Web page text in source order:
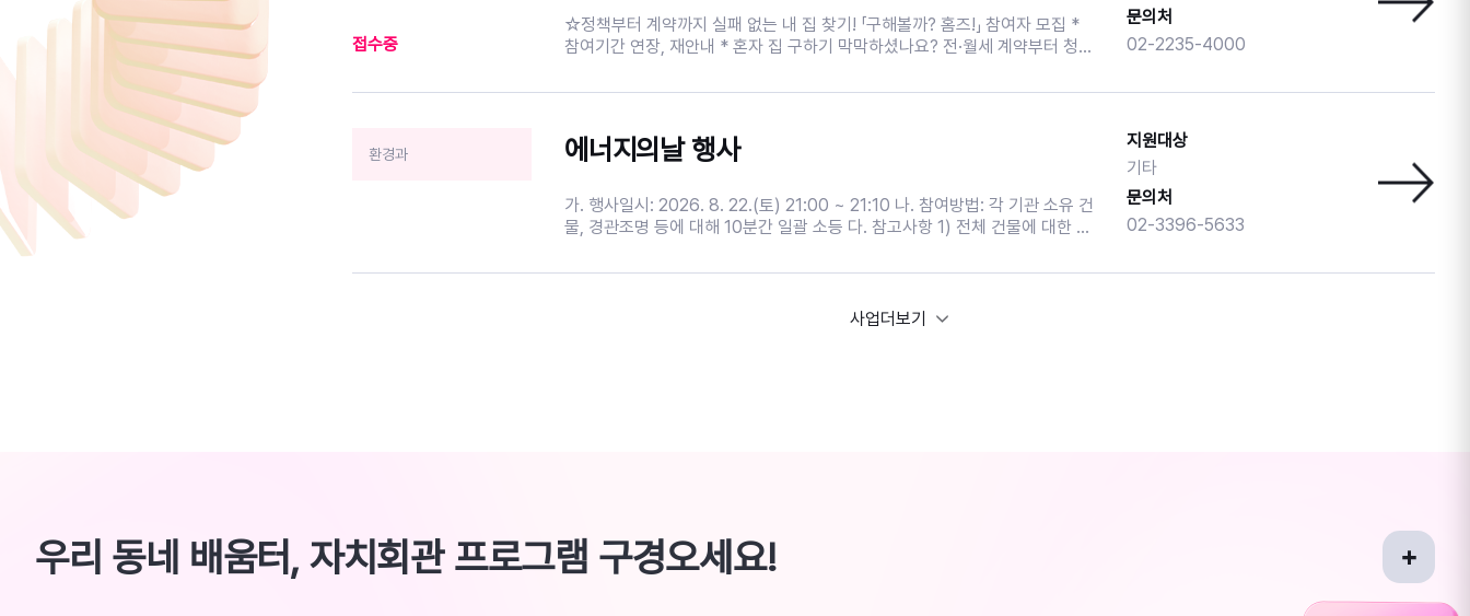
으로 시간을 기록하다' - 귀를 여는 시간 - 음악의 감동(절정)을 몸으로 확인하
기 - 음악에 담긴 작곡가의 ‘기억’ - 나의 시간에 새겨진 음악 그래프 작성하기
(워크숍) 9.2.(수) 19시 트로트로 젊어지는 뇌 건강교실 - 트로트의 탄생과 역
도서관 홈페이지 선착순 신청 5. 문 의 : 02-2230-2957 ※ 총 10회차 강의
입니다. ※ 프로그램 참여 시 홍보에 활용될 사진 촬영에 동의하는 것으로 간주
합니다. ※ 사전 연락 없이 불참할 경우 추후 프로그램 신청이 제한될 수 있습니
다. ------------------------------------------------------------------
----------------------- 2026년「길 위의 인문학」은 문화체육관광부가 주최
접수중
☆정책부터 계약까지 실패 없는 내 집 찾기! 「구해볼까? 홈즈!」 참여자 모집 *
참여기간 연장, 재안내 * 혼자 집 구하기 막막하셨나요? 전·월세 계약부터 청년
기 준비운동 -> 8월 26일(수) 18:30~20:30 - 집 구하기 전, 기본정보 알기 -
실전편 -> 8월 31일(월) 18:30~20:30 - 전세사기 위험사항 점검하기 - 안전
한 계약방법 알기 - 계약 후 내 권리 지키는 방법 알기 * 장소 : 유락종합사회복
회기 모두 참여 가능한 분 우선 모집! (선착순) * 강사 : 김가원(민달팽이유니온
사무처장) * 신청 : 포스터 QR코드 또는 네이버폼 신청
(https://naver.me/xxo8asmb) * 문의 : 유락종합사회복지관 지역복지팀 윤
문의처
02-2235-4000
환경과 에너지의날 행사
가. 행사일시: 2026. 8. 22.(토) 21:00 ~ 21:10 나. 참여방법: 각 기관 소유 건
물, 경관조명 등에 대해 10분간 일괄 소등 다. 참고사항 1) 전체 건물에 대한 소
정하여 참여 가능 2) 다만, 행사 당일 휴무인 경우에는 전일(8.21(금))에 전력
지원대상
기타
문의처
02-3396-5633
사업더보기
우리 동네 배움터, 자치회관 프로그램 구경오세요!